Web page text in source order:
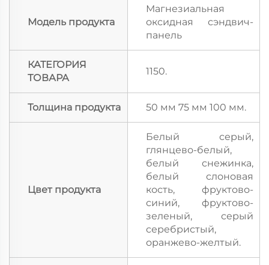
Модель продукта
Магнезиальная
оксидная сэндвич-
панель
КАТЕГОРИЯ
ТОВАРА
1150.
Толщина продукта 50 мм 75 мм 100 мм.
Цвет продукта
Белый серый,
глянцево-белый,
белый снежинка,
белый слоновая
кость, фруктово-
синий, фруктово-
зеленый, серый
серебристый,
оранжево-желтый.